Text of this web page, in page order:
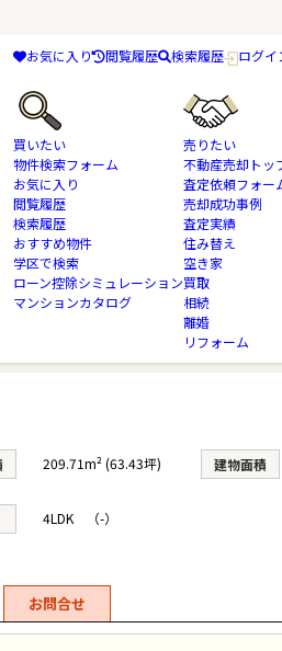
お気に入り 閲覧履歴 検索履歴 ログイ
買いたい
物件検索フォーム
お気に入り
閲覧履歴
検索履歴
おすすめ物件
学区で検索
ローン控除シミュレーション
マンションカタログ
売りたい
不動産売却トッ
査定依頼フォー
売却成功事例
査定実績
住み替え
空き家
買取
相続
離婚
リフォーム
中古住宅 千葉市若葉区 千葉都市モノレ
209.71m² (63.43坪) 建物面積
4LDK （-）
お問合せ